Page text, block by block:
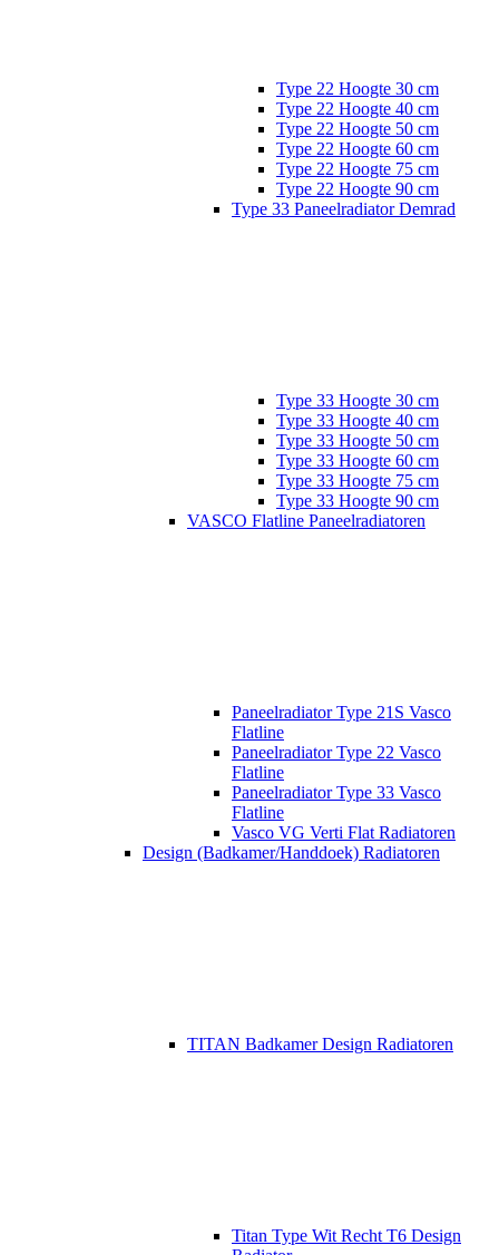
Type 22 Hoogte 30 cm
Type 22 Hoogte 40 cm
Type 22 Hoogte 50 cm
Type 22 Hoogte 60 cm
Type 22 Hoogte 75 cm
Type 22 Hoogte 90 cm
Type 33 Paneelradiator Demrad
Type 33 Hoogte 30 cm
Type 33 Hoogte 40 cm
Type 33 Hoogte 50 cm
Type 33 Hoogte 60 cm
Type 33 Hoogte 75 cm
Type 33 Hoogte 90 cm
VASCO Flatline Paneelradiatoren
Paneelradiator Type 21S Vasco
Flatline
Paneelradiator Type 22 Vasco
Flatline
Paneelradiator Type 33 Vasco
Flatline
Vasco VG Verti Flat Radiatoren
Design (Badkamer/Handdoek) Radiatoren
TITAN Badkamer Design Radiatoren
Titan Type Wit Recht T6 Design